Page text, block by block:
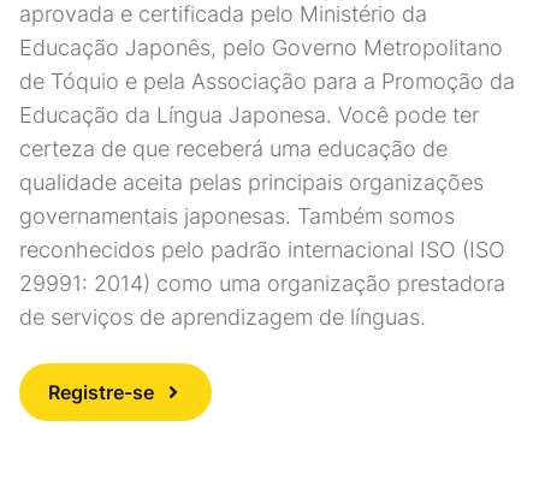
aprovada e certificada pelo Ministério da
Educação Japonês, pelo Governo Metropolitano
de Tóquio e pela Associação para a Promoção da
Educação da Língua Japonesa. Você pode ter
certeza de que receberá uma educação de
qualidade aceita pelas principais organizações
governamentais japonesas. Também somos
reconhecidos pelo padrão internacional ISO (ISO
29991: 2014) como uma organização prestadora
de serviços de aprendizagem de línguas.
Registre-se